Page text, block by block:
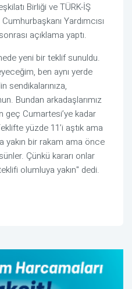
Birliği ve TÜRK-İŞ
Yardımcısı
açıklama yaptı.
yeni bir teklif sunuldu.
ben aynı yerde
sendikalarınıza,
Bundan arkadaşlarımız
geç Cumartesi’ye kadar
yüzde 11’i aştık ama
yakın bir rakam ama önce
Çünkü kararı onlar
olumluya yakın" dedi.